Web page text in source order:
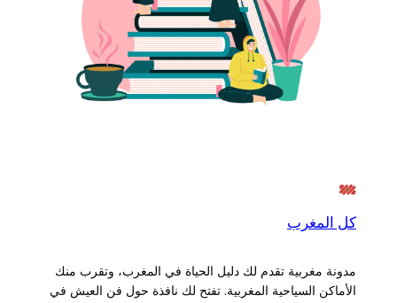
كل المغرب
مدونة مغربية تقدم لك دليل الحياة في المغرب، وتقرب منك
الأماكن السياحية المغربية. تفتح لك نافذة حول فن العيش في